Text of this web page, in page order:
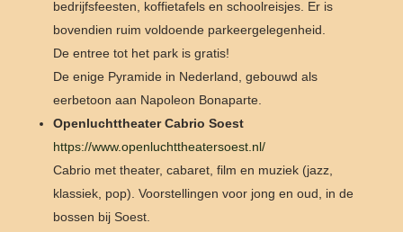
bedrijfsfeesten, koffietafels en schoolreisjes. Er is
bovendien ruim voldoende parkeergelegenheid.
De entree tot het park is gratis!
De enige Pyramide in Nederland, gebouwd als
eerbetoon aan Napoleon Bonaparte.
Openluchttheater Cabrio Soest
https://www.openluchttheatersoest.nl/
Cabrio met theater, cabaret, film en muziek (jazz,
klassiek, pop). Voorstellingen voor jong en oud, in de
bossen bij Soest.